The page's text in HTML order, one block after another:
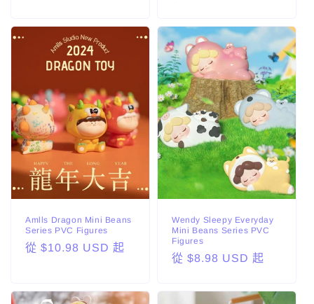
Amlls Dragon Mini Beans
Series PVC Figures
定
從 $10.98 USD 起
Wendy Sleepy Everyday
Mini Beans Series PVC
Figures
定
從 $8.98 USD 起